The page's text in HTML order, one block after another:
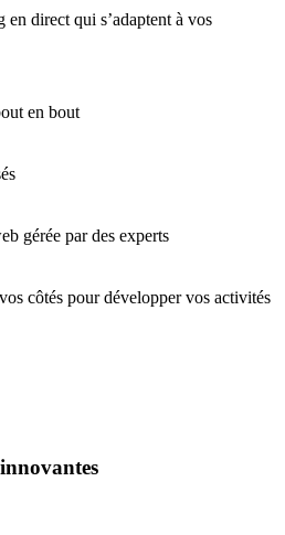
en direct qui s’adaptent à vos
en bout
gérée par des experts
côtés pour développer vos activités